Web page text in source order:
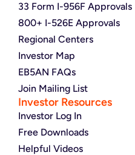
33 Form I-956F Approvals
800+ I-526E Approvals
Regional Centers
Investor Map
EB5AN FAQs
Join Mailing List
Investor Resources
Investor Log In
Free Downloads
Helpful Videos